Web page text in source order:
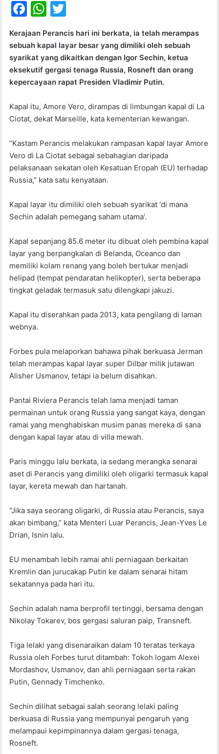
F
c
e
b
o
o
k
W
at
s
A
p
p
itt
er
Kerajaan Perancis hari ini berkata, ia telah merampas
sebuah kapal layar besar yang dimiliki oleh sebuah
syarikat yang dikaitkan dengan Igor Sechin, ketua
eksekutif gergasi tenaga Russia, Rosneft dan orang
kepercayaan rapat Presiden Vladimir Putin.
Kapal itu, Amore Vero, dirampas di limbungan kapal di La
Ciotat, dekat Marseille, kata kementerian kewangan.
“Kastam Perancis melakukan rampasan kapal layar Amore
Vero di La Ciotat sebagai sebahagian daripada
pelaksanaan sekatan oleh Kesatuan Eropah (EU) terhadap
Russia,” kata satu kenyataan.
Kapal layar itu dimiliki oleh sebuah syarikat ‘di mana
Sechin adalah pemegang saham utama’.
Kapal sepanjang 85.6 meter itu dibuat oleh pembina kapal
layar yang berpangkalan di Belanda, Oceanco dan
memiliki kolam renang yang boleh bertukar menjadi
helipad (tempat pendaratan helikopter), serta beberapa
tingkat geladak termasuk satu dilengkapi jakuzi.
Kapal itu diserahkan pada 2013, kata pengilang di laman
webnya.
Forbes pula melaporkan bahawa pihak berkuasa Jerman
telah merampas kapal layar super Dilbar milik jutawan
Alisher Usmanov, tetapi ia belum disahkan.
Pantai Riviera Perancis telah lama menjadi taman
permainan untuk orang Russia yang sangat kaya, dengan
ramai yang menghabiskan musim panas mereka di sana
dengan kapal layar atau di villa mewah.
Paris minggu lalu berkata, ia sedang merangka senarai
aset di Perancis yang dimiliki oleh oligarki termasuk kapal
layar, kereta mewah dan hartanah.
“Jika saya seorang oligarki, di Russia atau Perancis, saya
akan bimbang,” kata Menteri Luar Perancis, Jean-Yves Le
Drian, Isnin lalu.
EU menambah lebih ramai ahli perniagaan berkaitan
Kremlin dan jurucakap Putin ke dalam senarai hitam
sekatannya pada hari itu.
Sechin adalah nama berprofil tertinggi, bersama dengan
Nikolay Tokarev, bos gergasi saluran paip, Transneft.
Tiga lelaki yang disenaraikan dalam 10 teratas terkaya
Russia oleh Forbes turut ditambah: Tokoh logam Alexei
Mordashov, Usmanov, dan ahli perniagaan serta rakan
Putin, Gennady Timchenko.
Sechin dilihat sebagai salah seorang lelaki paling
berkuasa di Russia yang mempunyai pengaruh yang
melampaui kepimpinannya dalam gergasi tenaga,
Rosneft.